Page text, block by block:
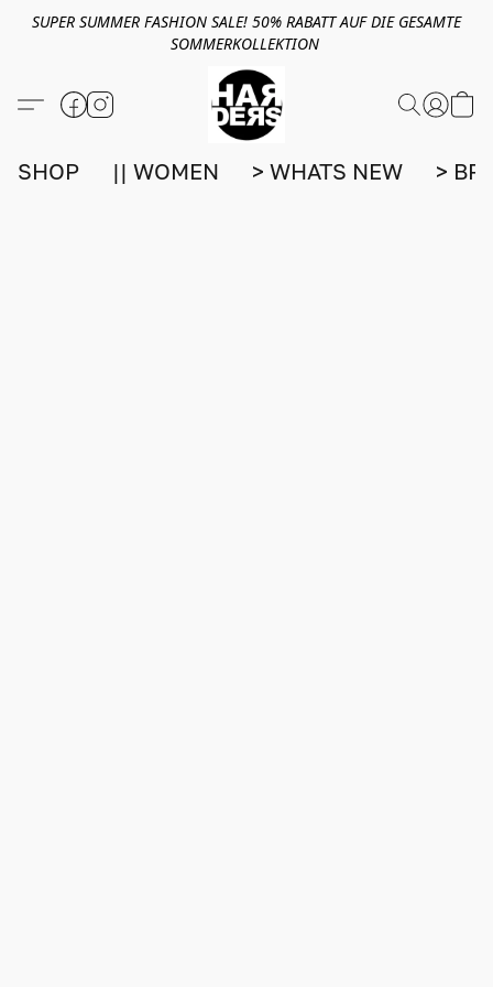
SUPER SUMMER FASHION SALE! 50% RABATT AUF DIE GESAMTE
SOMMERKOLLEKTION
SHOP || WOMEN > WHATS NEW >